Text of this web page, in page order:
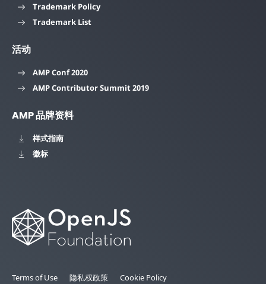
Trademark Policy
Trademark List
活动
AMP Conf 2020
AMP Contributor Summit 2019
AMP 品牌资料
样式指南
徽标
Terms of Use 隐私权政策 Cookie Policy